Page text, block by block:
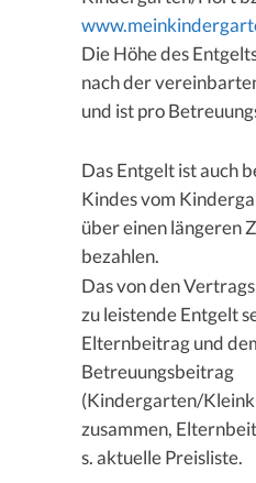
Die Höhe des
nach der
und ist pro
Das Entgelt ist auch
Kindes vom
über einen längeren
bezahlen.
Das von den
zu leistende Entgelt
Elternbeitrag und
Betreuungsbeitrag
(Kindergarten/
zusammen,
s. aktuelle Preisliste.